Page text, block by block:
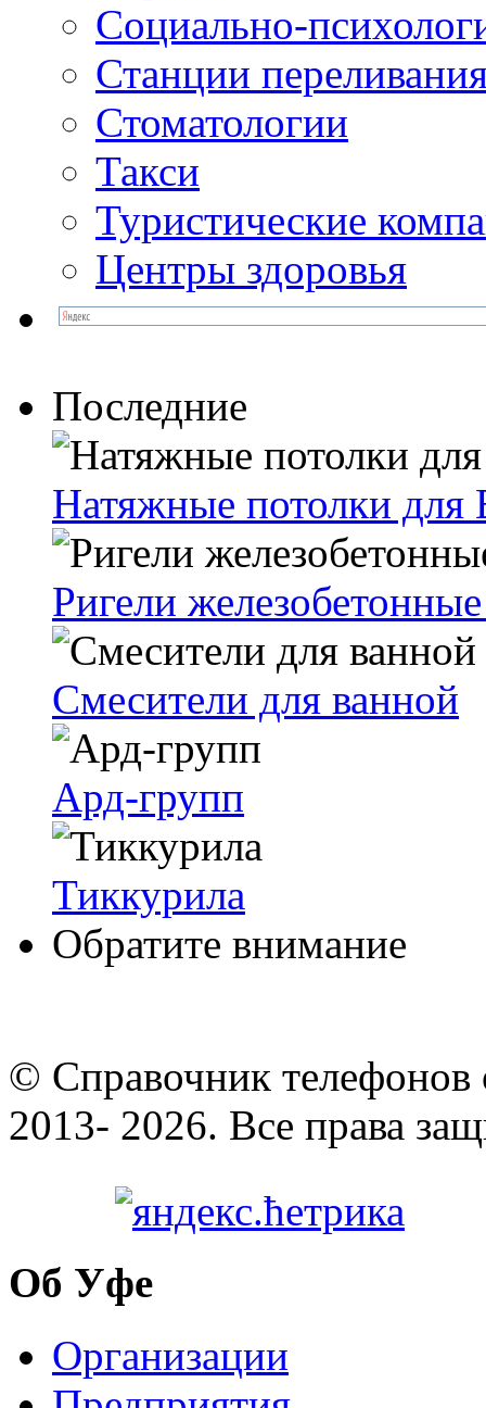
Социально-
Станции
Стоматологии
Такси
Туристические
Центры здоровья
Последние
Натяжные потолки для
Ригели
Смесители для ванной
Ард-групп
Тиккурила
Обратите внимание
© Cправочник телефонов
2013- 2026. Все права
Об Уфе
Организации